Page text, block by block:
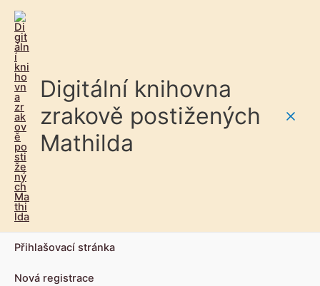
Digitální knihovna
zrakově postižených
Mathilda
Přihlašovací stránka
Nová registrace